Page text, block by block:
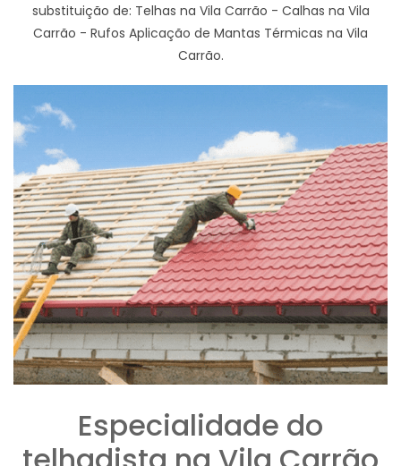
substituição de: Telhas na Vila Carrão - Calhas na Vila
Carrão - Rufos Aplicação de Mantas Térmicas na Vila
Carrão.
Especialidade do